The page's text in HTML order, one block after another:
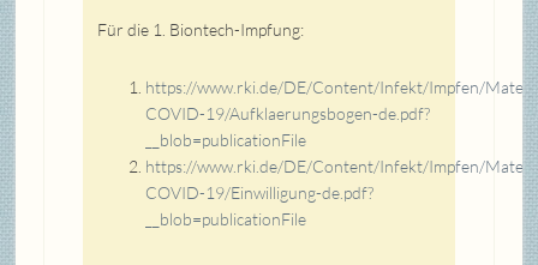
Für die 1. Biontech-Impfung:
https://www.rki.de/DE/Content/Infekt/Impfen/
COVID-19/Aufklaerungsbogen-de.pdf?
__blob=publicationFile
https://www.rki.de/DE/Content/Infekt/Impfen/
COVID-19/Einwilligung-de.pdf?
__blob=publicationFile